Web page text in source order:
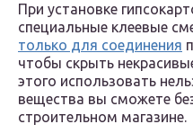
При установке
специальные клеевые
только для соединения
чтобы скрыть
этого использовать
вещества вы сможете
строительном магазине.